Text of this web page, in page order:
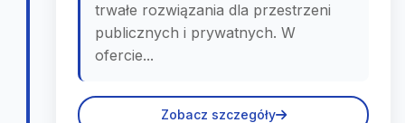
trwałe rozwiązania dla przestrzeni
publicznych i prywatnych. W
ofercie...
Zobacz szczegóły